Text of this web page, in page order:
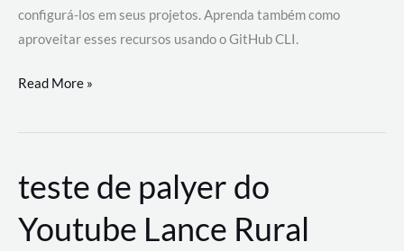
configurá-los em seus projetos. Aprenda também como
aproveitar esses recursos usando o GitHub CLI.
GitHub
revoluciona
de
trabalho
com
Read More »
teste de palyer do
Youtube Lance Rural